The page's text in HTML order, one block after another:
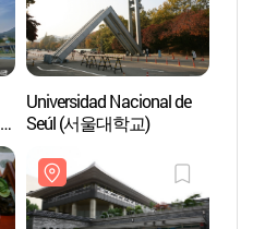
Universidad Nacional de
Seúl (서울대학교)